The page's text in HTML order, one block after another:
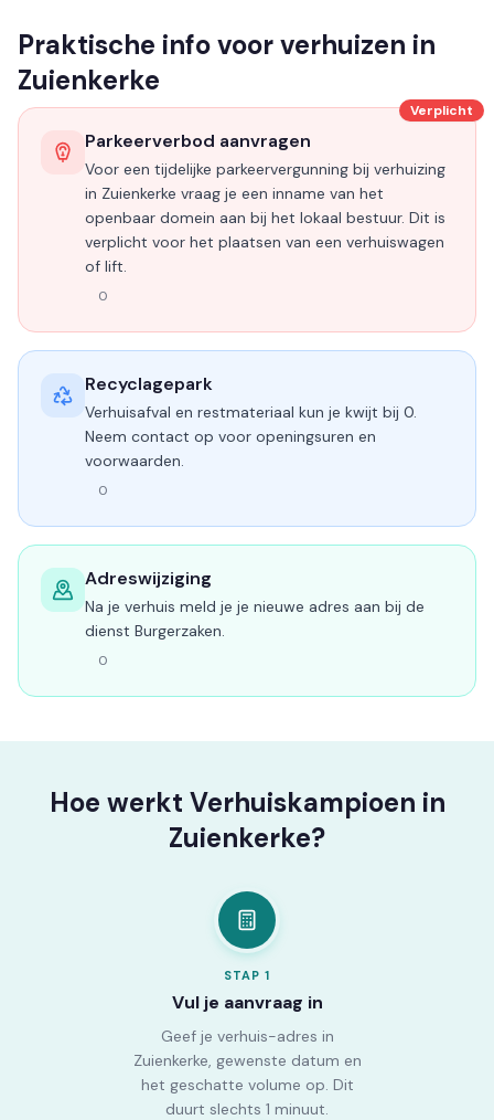
Praktische info voor verhuizen in
Zuienkerke
Verplicht
Parkeerverbod aanvragen
Voor een tijdelijke parkeervergunning bij verhuizing
in Zuienkerke vraag je een inname van het
openbaar domein aan bij het lokaal bestuur. Dit is
verplicht voor het plaatsen van een verhuiswagen
of lift.
0
Recyclagepark
Verhuisafval en restmateriaal kun je kwijt bij 0.
Neem contact op voor openingsuren en
voorwaarden.
0
Adreswijziging
Na je verhuis meld je je nieuwe adres aan bij de
dienst Burgerzaken.
0
Hoe werkt Verhuiskampioen in
Zuienkerke?
STAP1
Vul je aanvraag in
Geef je verhuis-adres in
Zuienkerke, gewenste datum en
het geschatte volume op. Dit
duurt slechts 1 minuut.